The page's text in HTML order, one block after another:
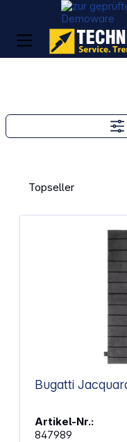
Artikel-Nr.:
847989